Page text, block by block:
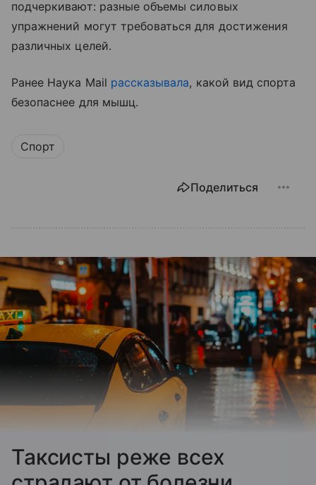
подчеркивают: разные объемы силовых
упражнений могут требоваться для достижения
различных целей.
Ранее Наука Mail рассказывала, какой вид спорта
безопаснее для мышц.
Спорт
Поделиться
Таксисты реже всех